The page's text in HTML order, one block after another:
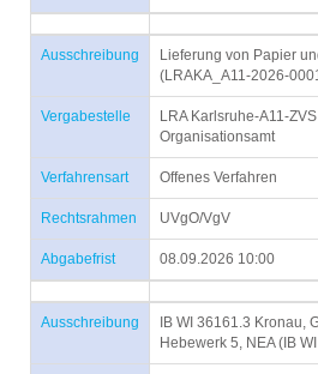
Ausschreibung
Lieferung von Papier
(LRAKA_A11-2026-
Vergabestelle
LRA Karlsruhe-A11-
Organisationsamt
Verfahrensart Offenes Verfahren
Rechtsrahmen UVgO/VgV
Abgabefrist 08.09.2026 10:00
Ausschreibung
IB WI 36161.3 Kronau,
Hebewerk 5, NEA (IB